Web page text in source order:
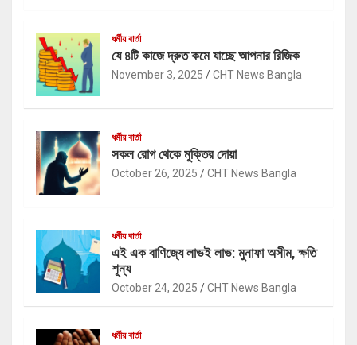
ধর্মীয় বার্তা
যে ৪টি কাজে দ্রুত কমে যাচ্ছে আপনার রিজিক
November 3, 2025 CHT News Bangla
ধর্মীয় বার্তা
সকল রোগ থেকে মুক্তির দোয়া
October 26, 2025 CHT News Bangla
ধর্মীয় বার্তা
এই এক বাণিজ্যে লাভই লাভ: মুনাফা অসীম, ক্ষতি
শূন্য
October 24, 2025 CHT News Bangla
ধর্মীয় বার্তা